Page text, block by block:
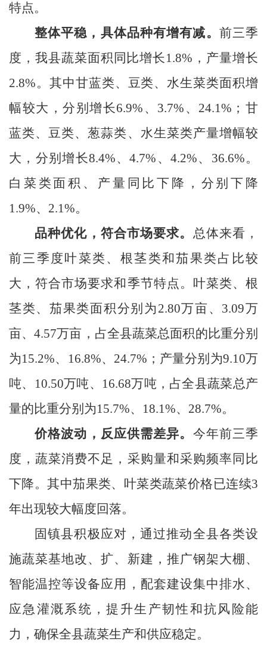
特点。
整体平稳，具体品种有增有减。 前三季
度，我县蔬菜面积同比增长 1.8%，产量增长
2.8%。其中甘蓝类、豆类、水生菜类面积增
幅较大，分别增长6.9%、3.7%、24.1%；甘
蓝类、豆类、葱蒜类、水生菜类产量增幅较
大，分别增长8.4%、4.7%、4.2%、36.6%。
白菜类面积、产量同比下降，分别下降
1.9%、2.1%。
品种优化，符合市场要求。 总体来看，
前三季度叶菜类、根茎类和茄果类占比较
大，符合市场要求和季节特点。叶菜类、根
茎类、茄果类面积分别为 2.80万亩、3.09万
亩、4.57万亩，占全县蔬菜总面积的比重分别
为15.2%、16.8%、24.7%；产量分别为9.10万
吨、10.50万吨、16.68万吨，占全县蔬菜总产
量的比重分别为15.7%、18.1%、28.7%。
价格波动，反应供需差异。 今年前三季
度，蔬菜消费不足，采购量和采购频率同比
下降。其中茄果类、叶菜类蔬菜价格已连续3
年出现较大幅度回落。
固镇县积极应对，通过推动全县各类设
施蔬菜基地改、扩、新建，推广钢架大棚、
智能温控等设备应用，配套建设集中排水、
应急灌溉系统，提升生产韧性和抗风险能
力，确保全县蔬菜生产和供应稳定。